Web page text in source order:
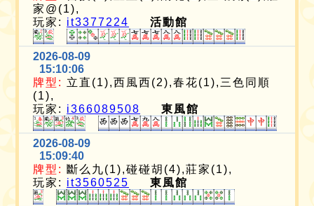
家@(1),
玩家: it3377224 活動館
2026-08-09
15:10:06
牌型: 立直(1),西風西(2),春花(1),三色同順
(1),
玩家: i366089508 東風館
2026-08-09
15:09:40
牌型: 斷么九(1),碰碰胡(4),莊家(1),
玩家: it3560525 東風館